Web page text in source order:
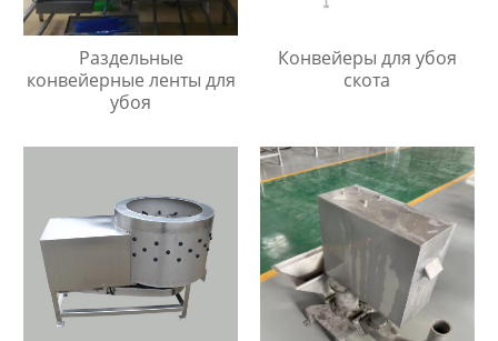
Раздельные
конвейерные ленты для
убоя
Конвейеры для убоя
скота